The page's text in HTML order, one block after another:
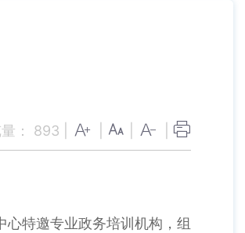
： 893
特邀专业政务培训机构，组